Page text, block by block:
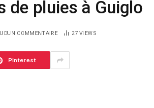
de pluies à Guiglo
COMMENTAIRE 27VIEWS
Pinterest